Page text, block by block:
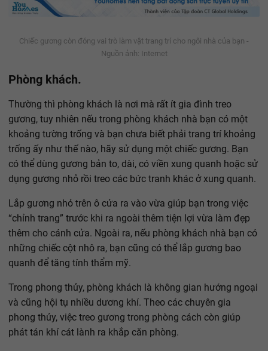
Chiếc gương còn đóng vai trò làm vật trang trí cho ngôi nhà của bạn -
Nguồn ảnh: Internet
Phòng khách.
Thường thì phòng khách là nơi mà rất ít gia đình treo
gương, tuy nhiên nếu trong phòng khách nhà bạn có một
khoảng tường trống và bạn chưa biết phải trang trí khoảng
trống ấy như thế nào, hãy sử dụng một chiếc gương. Bạn
có thể dùng gương bản to, dài, có viền xung quanh hoặc sử
dụng gương nhỏ rồi treo các bức tranh khác ở xung quanh.
Lắp gương nhỏ trên ô cửa ra vào vừa giúp bạn trong việc
“chỉnh trang” trước khi ra ngoài thêm tiện lợi vừa làm đẹp
thêm cho cánh cửa. Ngoài ra, nếu phòng khách nhà bạn có
những chiếc cột nhô ra, bạn cũng có thể lắp gương bao
quanh để tăng tính thẩm mỹ.
Trong phong thủy, phòng khách là không gian hướng ngoại
và cũng hội tụ nhiều dương khí. Theo các chuyên gia
phong thủy, việc treo gương trong phòng cách còn giúp
phát tán khí cát lành ra khắp căn phòng.